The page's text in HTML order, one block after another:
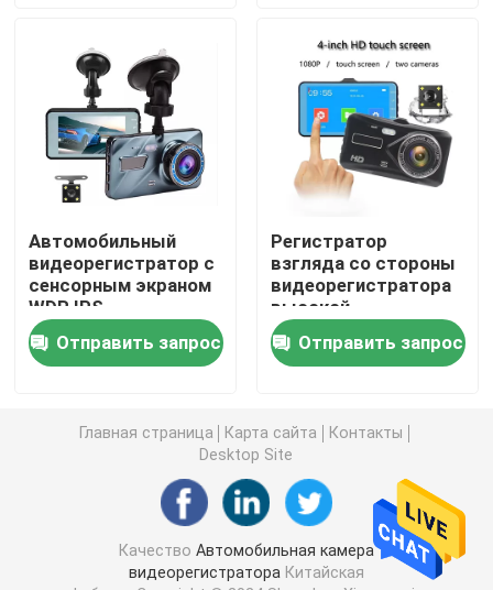
Автомобильная видеокамера FHD 1080P
Черный ящик DVR Full HD 1080P
Видеорегистратор WI-FI GPS
Видеорегистратор с активацией движения
GPS-камера приборной панели
Беспроводная камера приборной панели
Видеорегистратор, установленный на приборной
Автомобильный
видеорегистратор с
сенсорным экраном
WDR IPS,
видеорегистратор,
черный ящик,
двойной объектив
Отправить запрос
Регистратор
взгляда со стороны
видеорегистратора
высокой
чувствительности
1080п полного ХД
ОДМ с датчиком
Отправить запрос
Главная страница Карта сайта
Контакты
Desktop Site
Качество Автомобильная камера
видеорегистратора Китайская